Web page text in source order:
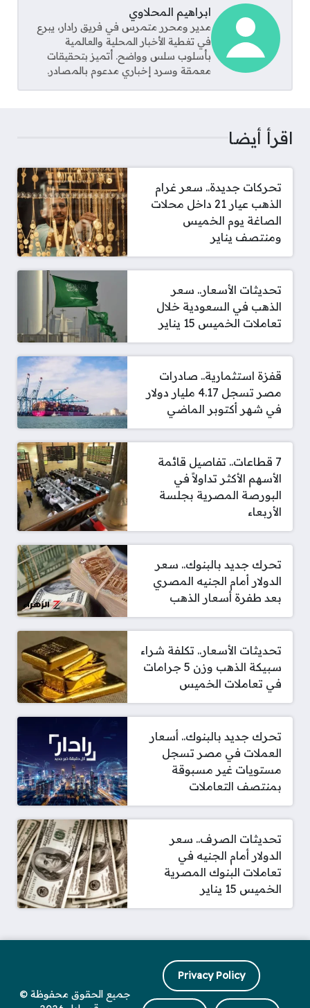
ابراهيم المحلاوي
مدير ومحرر متمرس في فريق رادار، يبرع
في تغطية الأخبار المحلية والعالمية
بأسلوب سلس وواضح. أتميز بتحقيقات
معمقة وسرد إخباري مدعوم بالمصادر.
اقرأ أيضا
تحركات جديدة.. سعر غرام
الذهب عيار 21 داخل محلات
الصاغة يوم الخميس
ومنتصف يناير
تحديثات الأسعار.. سعر
الذهب في السعودية خلال
تعاملات الخميس 15 يناير
قفزة استثمارية.. صادرات
مصر تسجل 4.17 مليار دولار
في شهر أكتوبر الماضي
7 قطاعات.. تفاصيل قائمة
الأسهم الأكثر تداولاً في
البورصة المصرية بجلسة
الأربعاء
تحرك جديد بالبنوك.. سعر
الدولار أمام الجنيه المصري
بعد طفرة أسعار الذهب
تحديثات الأسعار.. تكلفة شراء
سبيكة الذهب وزن 5 جرامات
في تعاملات الخميس
تحرك جديد بالبنوك.. أسعار
العملات في مصر تسجل
مستويات غير مسبوقة
بمنتصف التعاملات
تحديثات الصرف.. سعر
الدولار أمام الجنيه في
تعاملات البنوك المصرية
الخميس 15 يناير
Privacy Policy
جميع الحقوق محفوظة ©